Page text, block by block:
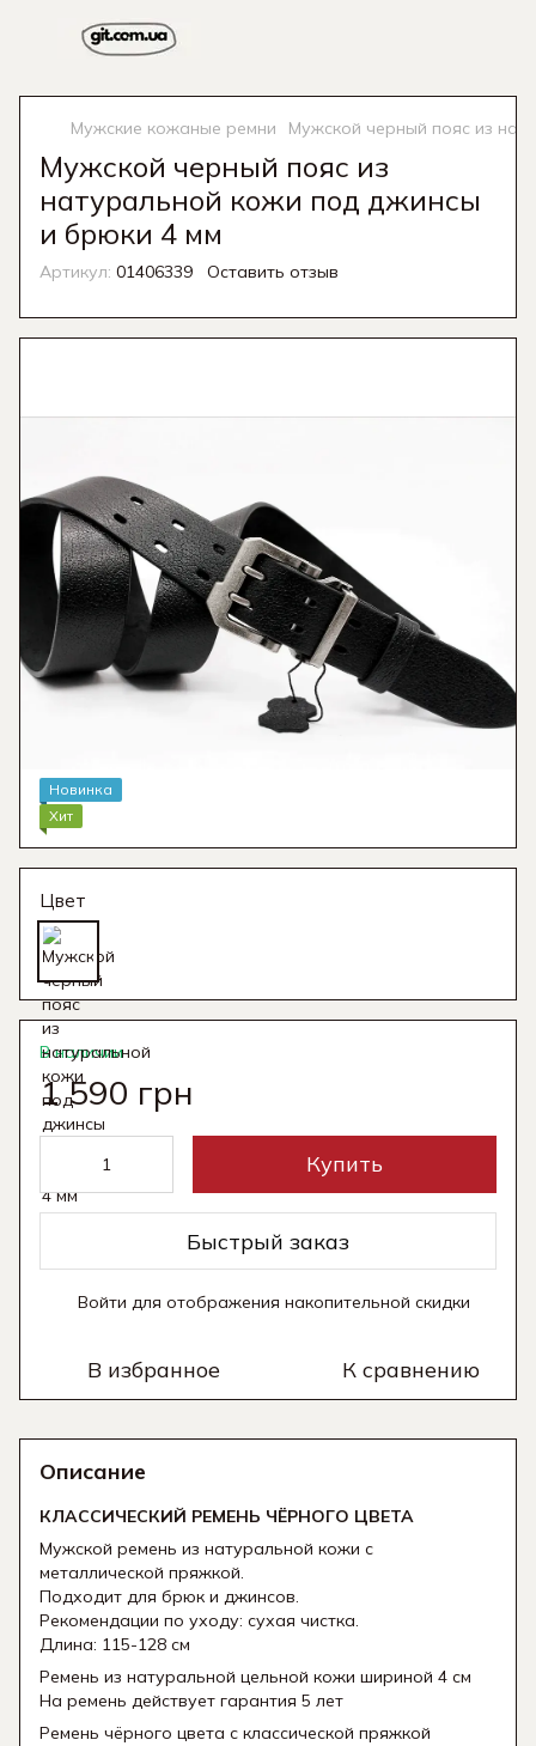
Мужские кожаные ремни Мужской черный пояс из
Мужской черный пояс из
натуральной кожи под джинсы
и брюки 4 мм
Артикул: 01406339 Оставить отзыв
Новинка
Хит
Цвет
В наличии
1 590 грн
Купить
Быстрый заказ
Войти для отображения накопительной скидки
В избранное К сравнению
Описание
КЛАССИЧЕСКИЙ РЕМЕНЬ ЧЁРНОГО ЦВЕТА
Мужской ремень из натуральной кожи с
металлической пряжкой.
Подходит для брюк и джинсов.
Рекомендации по уходу: сухая чистка.
Длина: 115-128 см
Ремень из натуральной цельной кожи шириной 4 см
На ремень действует гарантия 5 лет
Ремень чёрного цвета с классической пряжкой